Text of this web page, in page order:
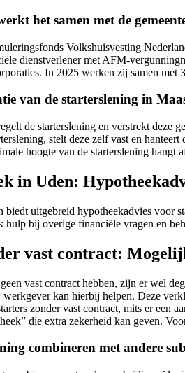
het samen met de
Volkshuisvesting
dienstverlener met AFM-
In 2025 werken zij samen met
van de starterslening in
de starterslening en verstrekt deze
stelt deze zelf vast en
hoogte van de starterslening hangt
in Uden:
uitgebreid hypotheekadvies voor
bij overige financiële vragen en
vast contract:
vast contract hebben, zijn er wel
kan hierbij helpen. Deze
zonder vast contract, mits er een
die extra zekerheid kan geven.
combineren met andere